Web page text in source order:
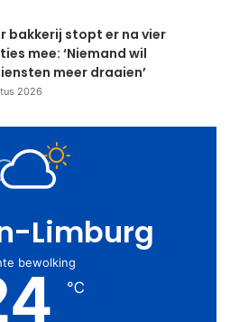
bakkerij stopt er na vier
mee: ‘Niemand wil
meer draaien’
2026
Limburg
bewolking
℃